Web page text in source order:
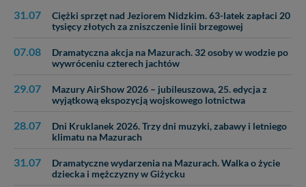
31.07
Ciężki sprzęt nad Jeziorem Nidzkim. 63-latek zapłaci 20
tysięcy złotych za zniszczenie linii brzegowej
07.08
Dramatyczna akcja na Mazurach. 32 osoby w wodzie po
wywróceniu czterech jachtów
29.07
Mazury AirShow 2026 – jubileuszowa, 25. edycja z
wyjątkową ekspozycją wojskowego lotnictwa
28.07
Dni Kruklanek 2026. Trzy dni muzyki, zabawy i letniego
klimatu na Mazurach
31.07
Dramatyczne wydarzenia na Mazurach. Walka o życie
dziecka i mężczyzny w Giżycku